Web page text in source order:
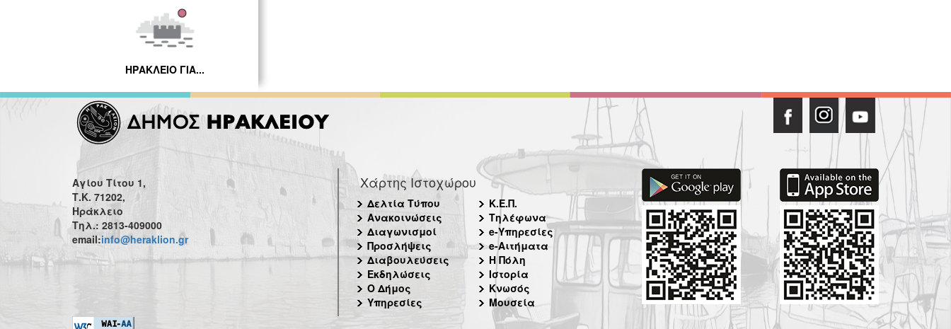
ΗΡΑΚΛΕΙΟ ΓΙΑ...
Αγίου Τίτου 1,
Τ.Κ. 71202,
Ηράκλειο
Τηλ.: 2813-409000
email:info@heraklion.gr
Χάρτης Ιστοχώρου
Δελτία Τύπου
Ανακοινώσεις
Διαγωνισμοί
Προσλήψεις
Διαβουλεύσεις
Εκδηλώσεις
Ο Δήμος
Υπηρεσίες
Κ.Ε.Π.
Τηλέφωνα
e-Υπηρεσίες
e-Αιτήματα
Η Πόλη
Ιστορία
Κνωσός
Μουσεία